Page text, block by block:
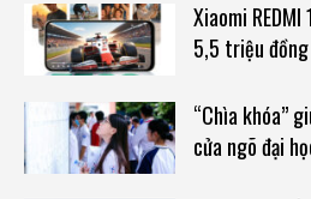
Xiaomi
5,5 triệu đồng
“Chìa khóa”
cửa ngõ đại